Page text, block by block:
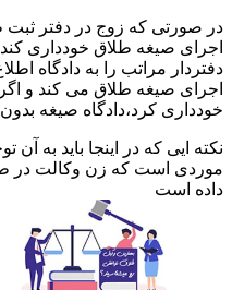
در صورتی که زوج در دفتر ثبت
اجرای صیغه طلاق خودداری
دفتردار مراتب را به دادگاه
اجرای صیغه طلاق می کند و
خودداری کرد،دادگاه صیغه
نکته ایی که در اینجا باید به
موردی است که زن وکالت در
داده است